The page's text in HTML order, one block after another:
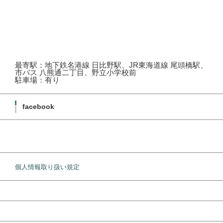
最寄駅：地下鉄名港線 日比野駅、JR東海道線 尾頭橋駅、
市バス 八熊通二丁目、野立小学校前
駐車場：有り
facebook
個人情報取り扱い規定